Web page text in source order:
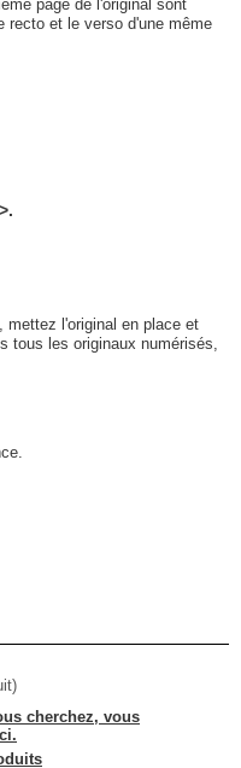
page de l'original sont
recto et le verso d'une même
mettez l'original en place et
tous les originaux numérisés,
cherchez, vous